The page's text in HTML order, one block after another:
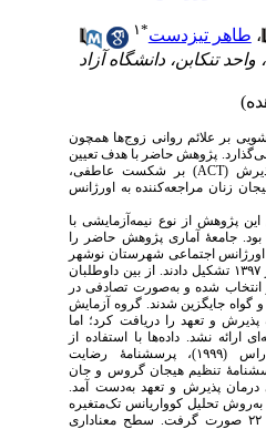
طاهر تیزدست* ۱
تنکابن، دانشگاه آزاد
بر علائم روانی زوج‌ها همچون
پژوهش حاضر با هدف تعیین
(
ACT) بر شکست عاطفی،
زنان مراجعه‌کننده به اورژانس
پژوهش از نوع نیمه‌آزمایشی با
جامعهٔ آماری پژوهش حاضر را
اجتماعی شهرستان نوشهر
در محدودهٔ زمانی مهر تا آذر ۱۳۹۷ تشکیل دادند. از بین داوطلبان
شده و به‌صورت تصادفی در
گواه جایگزین شدند. گروه آزمایش
و تعهد را دریافت کرد؛ اما
نشد. داده‌ها با استفاده از
پرسشنامهٔ ضربهٔ عشق راس (۱۹۹۹)، پرسشنامهٔ رضایت
(۱۹۸۹) و پرسشنامهٔ تنظیم هیجان گروس و جان
درمان پذیرش و تعهد به‌دست آمد.
تحلیل کوواریانس تک‌متغیره
نسخهٔ ۲۲ صورت گرفت. سطح معناداری